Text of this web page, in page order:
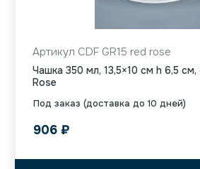
Под заказ (доставка до 10 дней)
Артикул CDF GR15 red rose
Чашка 350 мл, 13,5×10 см h 6,5
Rose
906 ₽